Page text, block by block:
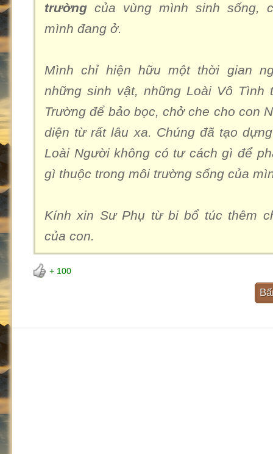
trường của vùng mình sinh sống,
mình đang ở.
Mình chỉ hiện hữu một thời gian
những sinh vật, những Loài Vô Tình
Trường để bảo bọc, chở che cho con
diện từ rất lâu xa. Chúng đã tạo
Loài Người không có tư cách gì để
gì thuộc trong môi trường sống của
Kính xin Sư Phụ từ bi bổ túc thêm
của con.
+ 100